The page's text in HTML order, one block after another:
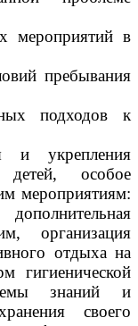
мероприятий в
пребывания
подходов к
и укрепления
детей, особое
мероприятиям:
организация
отдыха на
гигиенической
знаний и
своего